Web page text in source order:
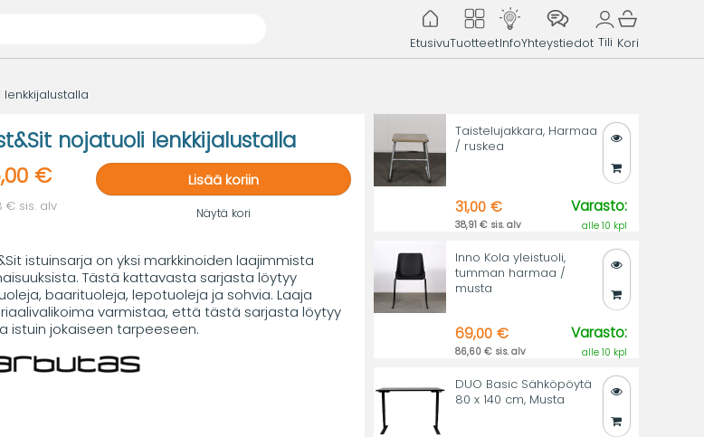
EtusivuTuotteetInfoYhteystiedot Tili Kori
lenkkijalustalla
nojatuoli lenkkijalustalla
€
€ sis. alv
Lisää koriin
Näytä kori
istuinsarja on yksi markkinoiden laajimmista
Tästä kattavasta sarjasta löytyy
baarituoleja, lepotuoleja ja sohvia. Laaja
varmistaa, että tästä sarjasta löytyy
istuin jokaiseen tarpeeseen.
Taistelujakkara, Harmaa
/ ruskea
31,00 €
38,91 € sis. alv
Varasto:
alle 10 kpl
Inno Kola yleistuoli,
tumman harmaa /
musta
69,00 €
86,60 € sis. alv
Varasto:
alle 10 kpl
DUO Basic Sähköpöytä
80 x 140 cm, Musta